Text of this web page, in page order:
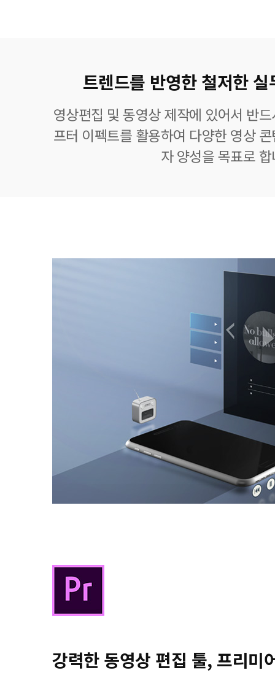
트렌드를 반영한 철저한
영상편집 및 동영상 제작에 있어서 반
프터 이펙트를 활용하여 다양한 영상
자 양성을 목표로
강력한 동영상 편집 툴, 프리미